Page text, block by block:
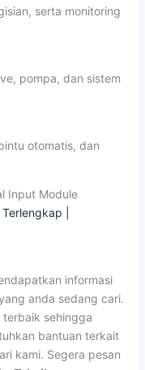
serta monitoring
pompa, dan sistem
otomatis, dan
Input Module
|
informasi
anda sedang cari.
sehingga
bantuan terkait
kami. Segera pesan